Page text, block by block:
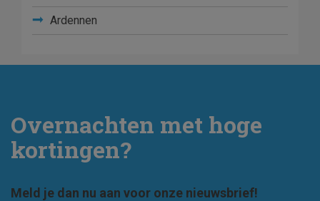
Ardennen
Overnachten met hoge
kortingen?
Meld je dan nu aan voor onze nieuwsbrief!